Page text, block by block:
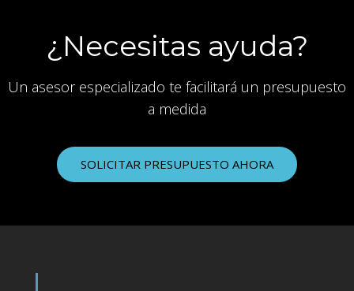
¿Necesitas ayuda?
Un asesor especializado te facilitará un presupuesto
a medida
SOLICITAR PRESUPUESTO AHORA